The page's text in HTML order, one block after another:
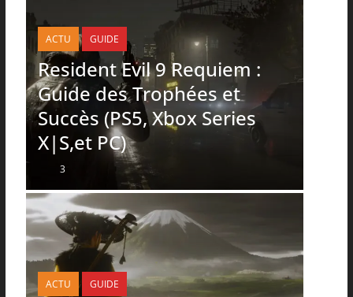
ACTU GUIDE
Resident Evil 9 Requiem :
Guide des Trophées et
Succès (PS5, Xbox Series
X|S,et PC)
3
ACTU GUIDE